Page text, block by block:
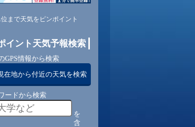
まで天気をピンポイント
イント天気予報検索
GPS情報から検索
在地から付近の天気を検索
ードから検索
を
含